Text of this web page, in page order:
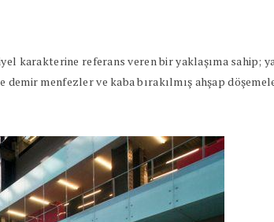
karakterine referans veren bir yaklaşıma sahip;
menfezler ve kaba bırakılmış ahşap